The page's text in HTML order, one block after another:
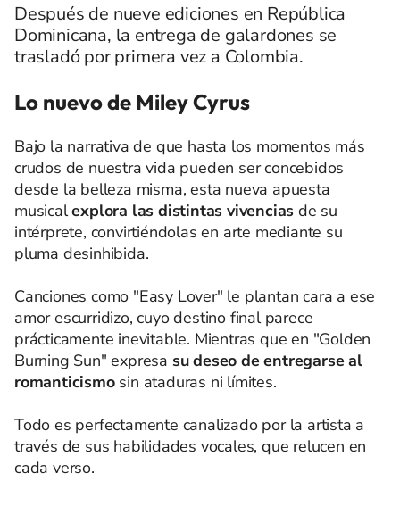
Después de nueve ediciones en República
Dominicana, la entrega de galardones se
trasladó por primera vez a Colombia.
Lo nuevo de Miley Cyrus
Bajo la narrativa de que hasta los momentos más
crudos de nuestra vida pueden ser concebidos
desde la belleza misma, esta nueva apuesta
musicalexplora las distintas vivencias de su
intérprete, convirtiéndolas en arte mediante su
pluma desinhibida.
Canciones como "Easy Lover" le plantan cara a ese
amor escurridizo, cuyo destino final parece
prácticamente inevitable. Mientras que en "Golden
Burning Sun" expresa su deseo de entregarse al
romanticismosin ataduras ni límites.
Todo es perfectamente canalizado por la artista a
través de sus habilidades vocales, que relucen en
cada verso.